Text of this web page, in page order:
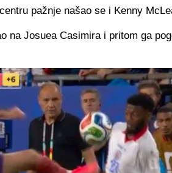
pažnje našao se i Kenny
na Josuea Casimira i pritom ga